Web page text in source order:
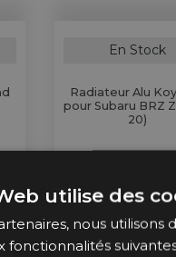
En Stock
Radiateur Alu
pour Subaru BRZ
20)
Ajouter au
Panier
utilise des
nous utilisons
fonctionnalités